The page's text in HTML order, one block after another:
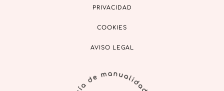
PRIVACIDAD
COOKIES
AVISO LEGAL